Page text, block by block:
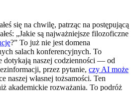
się na chwilę, patrząc na postępującą
„Jakie są najważniejsze filozoficzne
?” To już nie jest domena
salach konferencyjnych. To
dotykają naszej codzienności — od
przez pytanie, czy AI może
naszej własnej tożsamości. Ten
akademickie rozważania. To podróż